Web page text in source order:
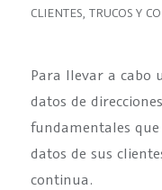
CLIENTES, TRUCOS Y
Para llevar a cabo
datos de
fundamentales
datos de sus
continua.